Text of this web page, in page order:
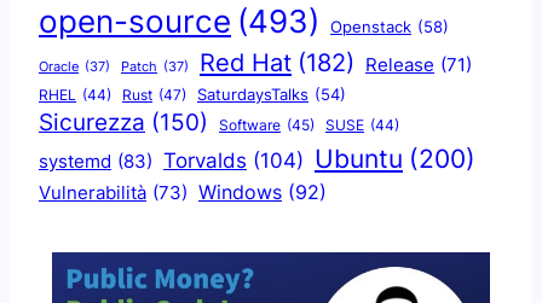
open-source (493) Openstack (58)
Oracle (37) Patch (37) Red Hat (182) Release (71)
RHEL (44) Rust (47) SaturdaysTalks (54)
Sicurezza (150) Software (45) SUSE (44)
systemd (83) Torvalds (104) Ubuntu (200)
Vulnerabilità (73) Windows (92)